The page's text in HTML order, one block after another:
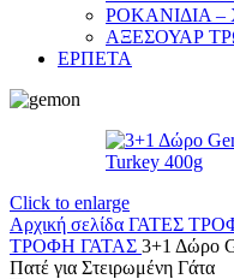
ΡΟΚΑΝΙΔΙΑ –
ΑΞΕΣΟΥΑΡ
ΕΡΠΕΤΑ
Click to enlarge
Αρχική σελίδα ΓΑΤΕΣ
ΤΡΟΦΗ ΓΑΤΑΣ 3+1 Δώρο
Πατέ για Στειρωμένη Γάτα